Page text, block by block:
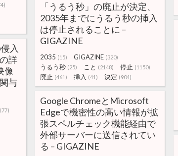
「うるう秒」の廃止が決定、
2035年までにうるう秒の挿入
は停止されることに –
GIGAZINE
2035 (15) GIGAZINE (320)
うるう秒 (25) こと (2148) 停止 (1150)
廃止 (461) 挿入 (41) 決定 (904)
入
詳
像
与
Google ChromeとMicrosoft
Edgeで機密性の高い情報が拡
張スペルチェック機能経由で
外部サーバーに送信されてい
る – GIGAZINE